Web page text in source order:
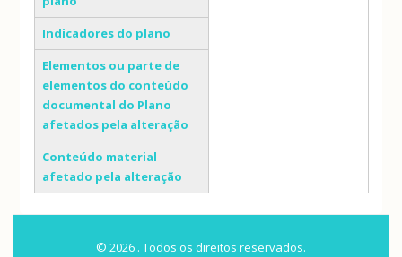
Indicadores do plano
Elementos ou parte de
elementos do conteúdo
documental do Plano
afetados pela alteração
Conteúdo material
afetado pela alteração
© 2026 . Todos os direitos reservados.